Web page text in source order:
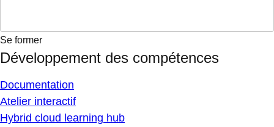
Se former
Développement des compétences
Documentation
Atelier interactif
Hybrid cloud learning hub